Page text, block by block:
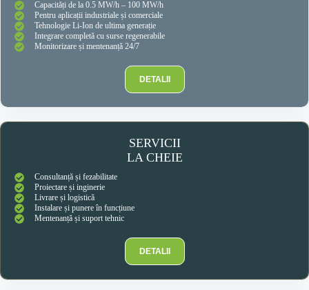
Capacități de la 0.5 MW/h – 100 MW/h
Pentru aplicații industriale și comerciale
Tehnologie Li-Ion de ultima generație
Integrare completă cu surse regenerabile
Monitorizare și mentenanță 24/7
DETALII
SERVICII
LA CHEIE
Consultanță și fezabilitate
Proiectare și inginerie
Livrare și logistică
Instalare și punere în funcțiune
Mentenanță și suport tehnic
DETALII